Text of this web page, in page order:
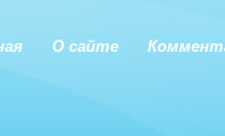
О сайте